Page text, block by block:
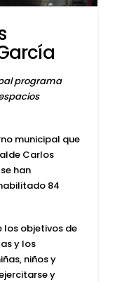
programa
municipal que
Carlos
han
84
los objetivos de
y los
niños y
y